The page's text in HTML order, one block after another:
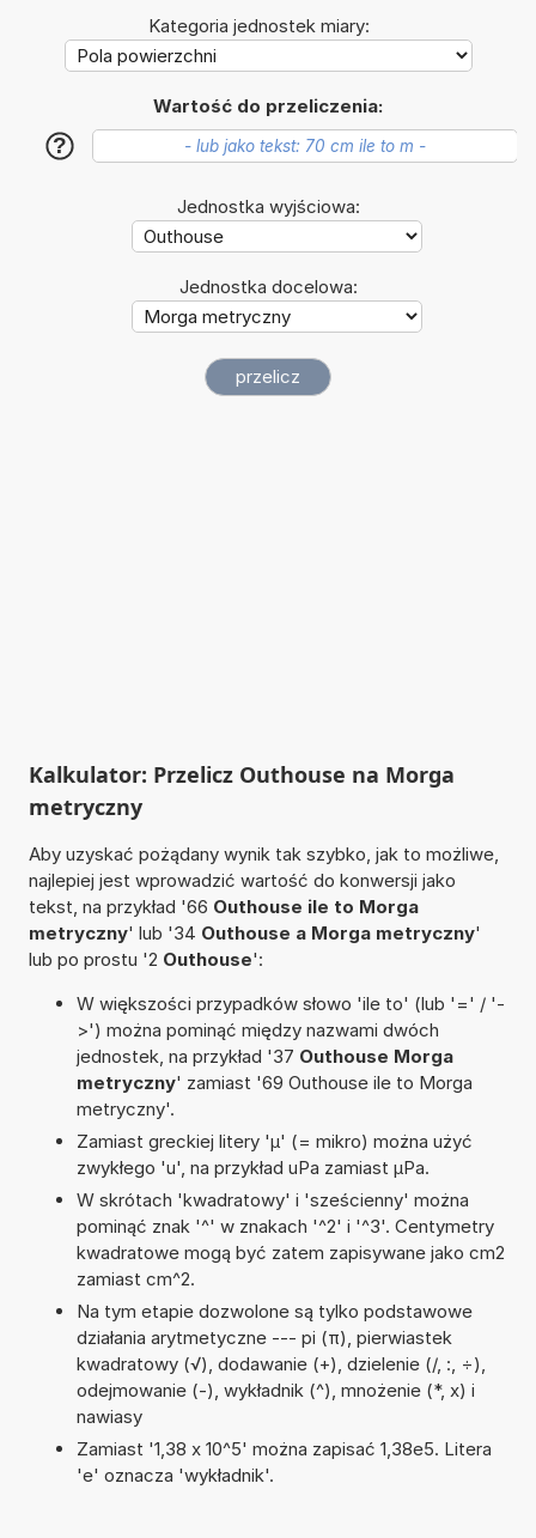
Kategoria jednostek miary:
Wartość do przeliczenia:
?
Jednostka wyjściowa:
Jednostka docelowa:
Kalkulator: Przelicz Outhouse na Morga
metryczny
Aby uzyskać pożądany wynik tak szybko, jak to możliwe,
najlepiej jest wprowadzić wartość do konwersji jako
tekst, na przykład '66 Outhouse ile to Morga
metryczny' lub '34 Outhouse a Morga metryczny'
lub po prostu '2 Outhouse':
W większości przypadków słowo 'ile to' (lub '=' / '-
>') można pominąć między nazwami dwóch
jednostek, na przykład '37 Outhouse Morga
metryczny' zamiast '69 Outhouse ile to Morga
metryczny'.
Zamiast greckiej litery 'µ' (= mikro) można użyć
zwykłego 'u', na przykład uPa zamiast µPa.
W skrótach 'kwadratowy' i 'sześcienny' można
pominąć znak '^' w znakach '^2' i '^3'. Centymetry
kwadratowe mogą być zatem zapisywane jako cm2
zamiast cm^2.
Na tym etapie dozwolone są tylko podstawowe
działania arytmetyczne --- pi (π), pierwiastek
kwadratowy (√), dodawanie (+), dzielenie (/, :, ÷),
odejmowanie (-), wykładnik (^), mnożenie (*, x) i
nawiasy
Zamiast '1,38 x 10^5' można zapisać 1,38e5. Litera
'e' oznacza 'wykładnik'.